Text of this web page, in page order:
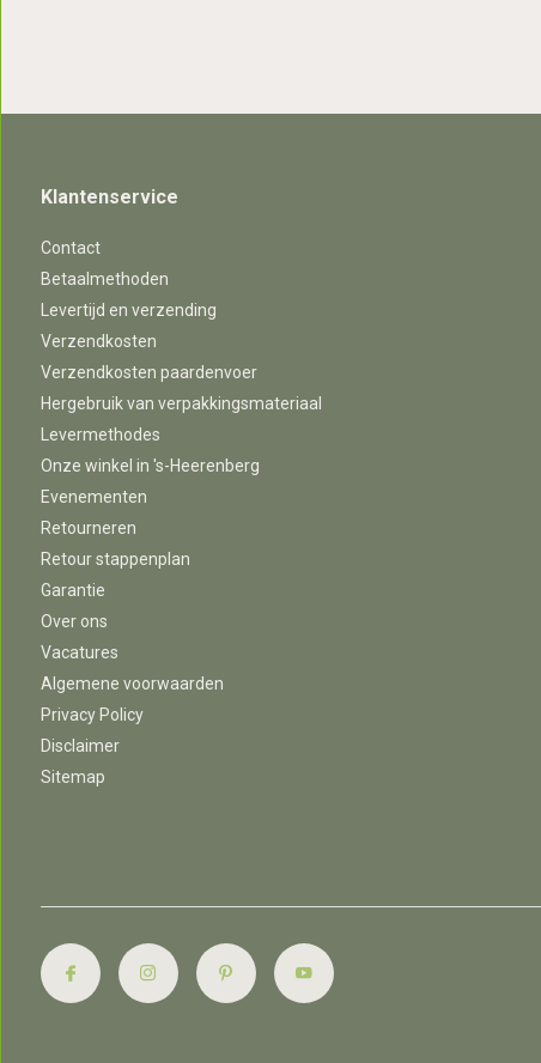
Klantenservice
Contact
Betaalmethoden
Levertijd en verzending
Verzendkosten
Verzendkosten paardenvoer
Hergebruik van verpakkingsmateriaal
Levermethodes
Onze winkel in 's-Heerenberg
Evenementen
Retourneren
Retour stappenplan
Garantie
Over ons
Vacatures
Algemene voorwaarden
Privacy Policy
Disclaimer
Sitemap